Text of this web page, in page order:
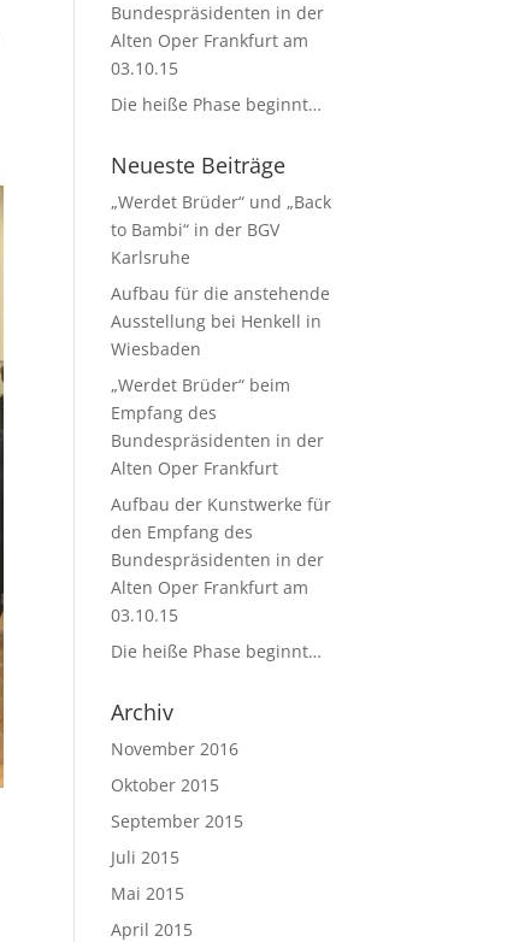
Bundespräsidenten in der
Alten Oper Frankfurt am
03.10.15
Die heiße Phase beginnt…
Neueste Beiträge
„Werdet Brüder“ und „Back
to Bambi“ in der BGV
Karlsruhe
Aufbau für die anstehende
Ausstellung bei Henkell in
Wiesbaden
„Werdet Brüder“ beim
Empfang des
Bundespräsidenten in der
Alten Oper Frankfurt
Aufbau der Kunstwerke für
den Empfang des
Bundespräsidenten in der
Alten Oper Frankfurt am
03.10.15
Die heiße Phase beginnt…
Archiv
November 2016
Oktober 2015
September 2015
Juli 2015
Mai 2015
April 2015